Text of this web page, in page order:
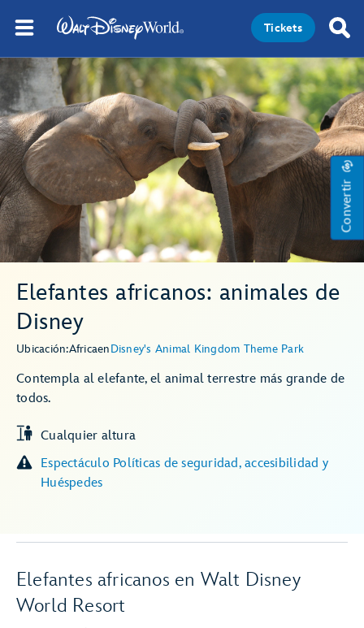
Tickets
Convertir
Elefantes africanos: animales de
Disney
Ubicación:AfricaenDisney's Animal Kingdom Theme Park
Contempla al elefante, el animal terrestre más grande de
todos.
Cualquier altura
Espectáculo Políticas de seguridad, accesibilidad y
Huéspedes
Elefantes africanos en Walt Disney
World Resort